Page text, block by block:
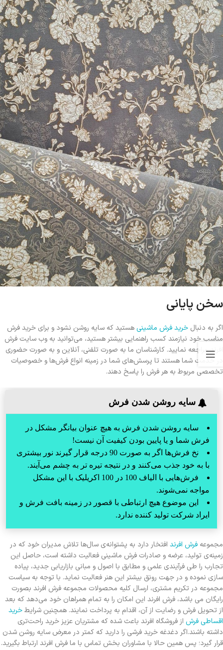
سخن پایانی
اگر به دنبال خرید فرش ماشینی هستید که سایه روشن نشود و برای خرید فرش
مناسب خود نیازمند کسب راهنمایی بیشتر هستید، می‌توانید به وب سایت فرش
افرند مراجعه نمایید. کارشناسان ما به صورت تلفنی، آنلاین و به صورت حضوری
در خدمت شما هستند تا پرسش‌های شما در زمینه انواع فرش‌ها و خصوصیات
تخصصی مربوط به هر فرش را پاسخ دهند.
سایه روشن شدن فرش
سایه روشن شدن فرش به هیچ عنوان بیانگر مشکل در
فرش شما و یا پایین بودن کیفیت آن نیست!
نخ فرش‌ها اگر به صورت 90 درجه قرار گیرند نور بیشتری
با به خود جذب می‌کنند و در نتیجه تیره تر به چشم می‌آیند.
فرش‌هایی با الیاف 100 در 100 اکریلیک با این مشکل
مواجه نمی‌شوند.
این موضوع هیچ ارتباطی با قصور در زمینه بافت فرش و
ایراد شرکت تولید کننده ندارد.
مجموعه فرش افرند افتخار دارد به پشتوانه‌ی سال‌ها تلاش مدیران خود که در
زمینه‌ی تولید، عرضه و صادرات فرش ماشینی فعالیت داشته است، حاصل این
تجارب را طی فرآیندی علمی و مطابق با اصول و مبانی بازاریابی جدید، پیاده
سازی نموده و در جهت رونق بیشتر این هنر فعالیت نماید. با توجه به سیاست
مجموعه در تکریم مشتری، ارسال کلیه محصولات مجموعه فرش افرند بصورت
رایگان می باشد، فرش افرند این امکان را به تمام همراهان خود می‌دهد که بعد
از تحویل فرش و رضایت از آن، اقدام به پرداخت نمایند. همچنین شرایطخرید
اقساطی فرش از فروشگاه افرند باعث شده که مشتریان عزیز خرید راحت‌تری
داشته باشند.اگر دغدغه خرید فرشی را دارید که کمتر در معرض سایه روشن شدن
قرار گیرد؛ پس همین حالا با مشاوران بخش تماس با ما فرش افرند ارتباط بگیرید.